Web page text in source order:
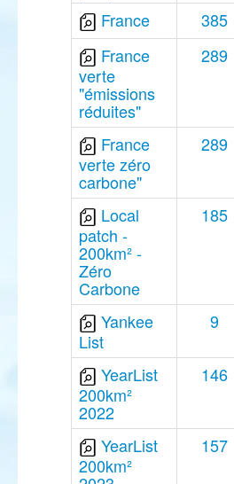
France 385
France
verte
"émissions
réduites"
289
France
verte zéro
carbone"
289
Local
patch -
200km² -
Zéro
Carbone
185
Yankee
List
9
YearList
200km²
2022
146
YearList
200km²
157